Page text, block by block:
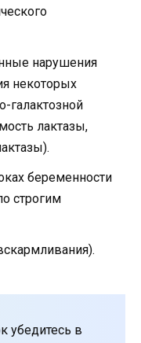
нарушения
некоторых
галактозной
лактазы,
беременности
строгим
убедитесь в